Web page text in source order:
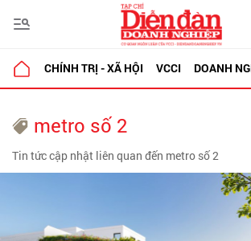
CHÍNH TRỊ - XÃ HỘI VCCI DOANH
metro số 2
Tin tức cập nhật liên quan đến metro số 2